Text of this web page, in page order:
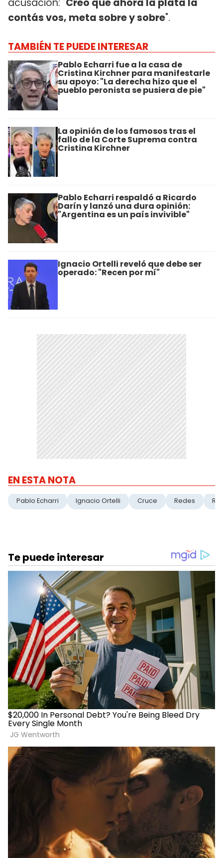
acusación: "Creo que ahora la plata la
contás vos, meta sobre y sobre".
TAMBIÉN TE PUEDE INTERESAR
Pablo Echarri fue a la casa de
Cristina Kirchner para manifestarle
su apoyo: "La derecha hizo que el
pueblo peronista se pusiera de pie"
La opinión de los famosos tras el
fallo de la Corte Suprema contra
Cristina Kirchner
Pablo Echarri respaldó a Ricardo
Darín y lanzó una dura opinión:
"Argentina es un país invivible"
Ignacio Ortelli reveló que debe ser
operado: "Recen por mí"
EN ESTA NOTA
Pablo Echarri Ignacio Ortelli Cruce Redes